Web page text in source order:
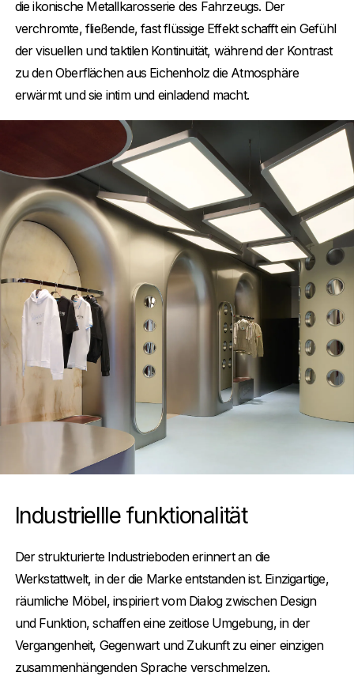
die ikonische Metallkarosserie des Fahrzeugs. Der
verchromte, fließende, fast flüssige Effekt schafft ein Gefühl
der visuellen und taktilen Kontinuität, während der Kontrast
zu den Oberflächen aus Eichenholz die Atmosphäre
erwärmt und sie intim und einladend macht.
Industriellle funktionalität
Der strukturierte Industrieboden erinnert an die
Werkstattwelt, in der die Marke entstanden ist. Einzigartige,
räumliche Möbel, inspiriert vom Dialog zwischen Design
und Funktion, schaffen eine zeitlose Umgebung, in der
Vergangenheit, Gegenwart und Zukunft zu einer einzigen
zusammenhängenden Sprache verschmelzen.